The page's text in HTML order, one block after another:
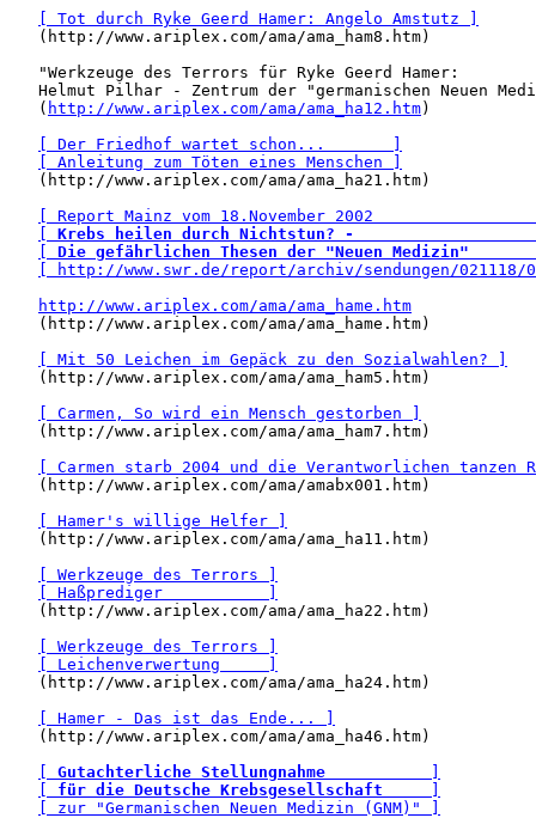
[ Tot durch Ryke Geerd Hamer: Angelo Amstutz ]
   (http://www.ariplex.com/ama/ama_ham8.htm)
   "Werkzeuge des Terrors für Ryke Geerd Hamer:
Helmut Pilhar - Zentrum der "germanischen Neuen
   (
http://www.ariplex.com/ama/ama_ha12.htm)
[ Der Friedhof wartet schon...       ]
[ Anleitung zum Töten eines Menschen ]
   (http://www.ariplex.com/ama/ama_ha21.htm)
[ Report Mainz vom 18.November 2002
Krebs heilen durch Nichtstun? -
Die gefährlichen Thesen der "Neuen Medizin"
[ http://www.swr.de/report/archiv/sendungen/
http://www.ariplex.com/ama/ama_hame.htm
   (http://www.ariplex.com/ama/ama_hame.htm)
[ Mit 50 Leichen im Gepäck zu den Sozialwahlen? ]
   (http://www.ariplex.com/ama/ama_ham5.htm)
[ Carmen, So wird ein Mensch gestorben ]
   (http://www.ariplex.com/ama/ama_ham7.htm)
[ Carmen starb 2004 und die Verantworlichen tanzen
   (http://www.ariplex.com/ama/amabx001.htm)
[ Hamer's willige Helfer ]
   (http://www.ariplex.com/ama/ama_ha11.htm)
[ Werkzeuge des Terrors ]
[ Haßprediger           ]
   (http://www.ariplex.com/ama/ama_ha22.htm)
[ Werkzeuge des Terrors ]
[ Leichenverwertung     ]
   (http://www.ariplex.com/ama/ama_ha24.htm)
[ Hamer - Das ist das Ende... ]
   (http://www.ariplex.com/ama/ama_ha46.htm)
Gutachterliche Stellungnahme
für die Deutsche Krebsgesellschaft
[ zur "Germanischen Neuen Medizin (GNM)" ]